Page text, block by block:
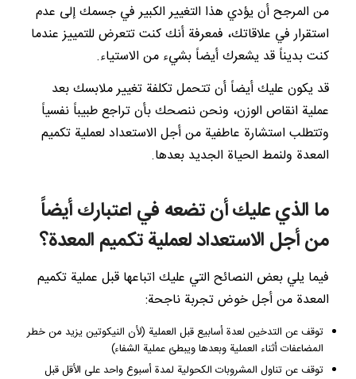
من المرجح أن يؤدي هذا التغيير الكبير في جسمك إلى عدم
استقرار في علاقاتك، فمعرفة أنك كنت تتعرض للتمييز عندما
كنت بديناً قد يشعرك أيضاً بشيء من الاستياء.
قد يكون عليك أيضاً أن تتحمل تكلفة تغيير ملابسك بعد
عملية انقاص الوزن، ونحن ننصحك بأن تراجع طبيباً نفسياً
وتتطلب استشارة عاطفية من أجل الاستعداد لعملية تكميم
المعدة ولنمط الحياة الجديد بعدها.
ما الذي عليك أن تضعه في اعتبارك أيضاً
من أجل الاستعداد لعملية تكميم المعدة؟
فيما يلي بعض النصائح التي عليك اتباعها قبل عملية تكميم
المعدة من أجل خوض تجربة ناجحة:
توقف عن التدخين لعدة أسابيع قبل العملية (لأن النيكوتين يزيد من خطر
المضاعفات أثناء العملية وبعدها ويبطئ عملية الشفاء)
توقف عن تناول المشروبات الكحولية لمدة أسبوع واحد على الأقل قبل